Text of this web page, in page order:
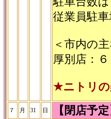
従業員駐
＜市内の
厚別店：
★ニトリ
７ 月 31 日
【閉店予